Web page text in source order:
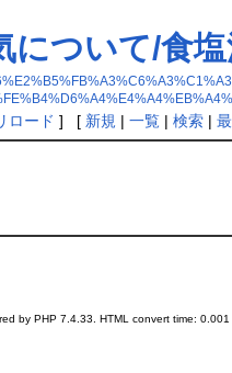
について/食
ロード ] [ 新規 | 一覧| 検索|
by PHP 7.4.33. HTML convert time: 0.001